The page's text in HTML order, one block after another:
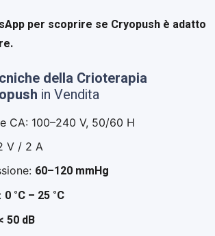
per scoprire se Cryopush è adatto
della Crioterapia
in Vendita
CA: 100–240 V, 50/60 H
V / 2 A
60–120 mmHg
0 °C – 25 °C
50 dB